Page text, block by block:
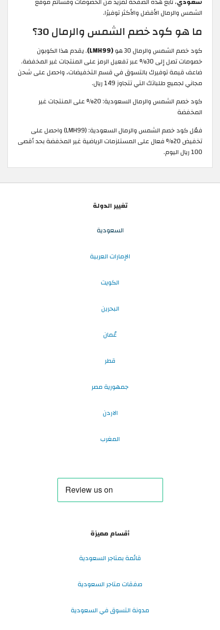
الشمس والرمال الأفضل والأكثر توفيرًا.
ما هو كود خصم الشمس والرمال 30؟
كود خصم الشمس والرمال 30 هو (LMH99)
. يقدم هذا الكوبون
خصومات تصل إلى 30% عبر تفعيل الرمز على المنتجات غير المخفضة.
ضاعف قيمة توفيرك بالتسوق في قسم التخفيضات، واحصل على شحن
مجاني لجميع طلباتك التي تتجاوز 149 ريال.
كود خصم الشمس والرمال السعودية: 20% على المنتجات غير
المخفضة
فعّل كود خصم الشمس والرمال السعودية: (LMH99) واحصل على
تخفيض 20% فعال على المستلزمات الرياضية غير المخفضة بحد أقصى
100 ريال اليوم.
تغيير الدولة
السعودية
الإمارات العربية
الكويت
البحرين
عُمان
قطر
جمهورية مصر
الاردن
المغرب
أقسام مميزة
قائمة بمتاجر السعودية
صفقات متاجر السعودية
مدونة التسوق في السعودية